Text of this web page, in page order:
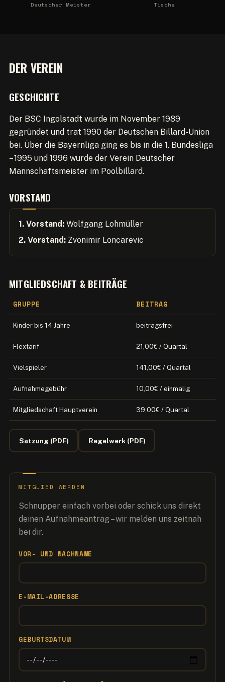
Deutscher Meister Tische
DER VEREIN
GESCHICHTE
Der BSC Ingolstadt wurde im November 1989
gegründet und trat 1990 der Deutschen Billard-Union
bei. Über die Bayernliga ging es bis in die 1. Bundesliga
– 1995 und 1996 wurde der Verein Deutscher
Mannschaftsmeister im Poolbillard.
VORSTAND
1. Vorstand: Wolfgang Lohmüller
2. Vorstand: Zvonimir Loncarevic
MITGLIEDSCHAFT & BEITRÄGE
GRUPPE BEITRAG
Kinder bis 14 Jahre beitragsfrei
Flextarif 21,00€ / Quartal
Vielspieler 141,00€ / Quartal
Aufnahmegebühr 10,00€ / einmalig
Mitgliedschaft Hauptverein 39,00€ / Quartal
Satzung (PDF) Regelwerk (PDF)
MITGLIED WERDEN
Schnupper einfach vorbei oder schick uns direkt
deinen Aufnahmeantrag – wir melden uns zeitnah
bei dir.
VOR- UND NACHNAME
E-MAIL-ADRESSE
GEBURTSDATUM